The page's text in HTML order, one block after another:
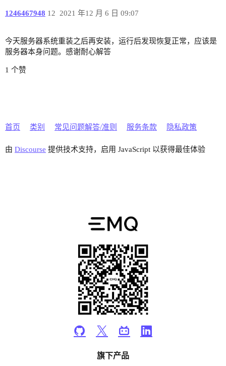
1246467948 2021 年12 月 6 日 09:07
12
今天服务器系统重装之后再安装，运行后发现恢复正常，应该是
服务器本身问题。感谢耐心解答
1 个赞
首页 类别 常见问题解答/准则 服务条款 隐私政策
由 Discourse 提供技术支持，启用 JavaScript 以获得最佳体验
旗下产品